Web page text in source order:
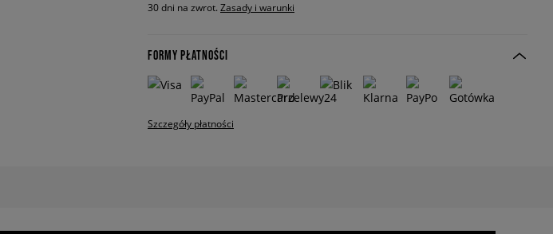
30 dni na zwrot. Zasady i warunki
FORMY PŁATNOŚCI
Szczegóły płatności